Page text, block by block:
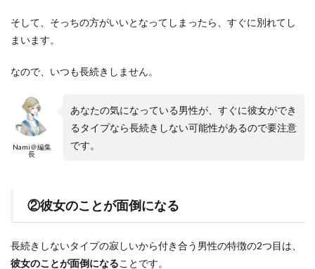
そして、そっちの方がいいとなってしまったら、すぐに別れてし
まいます。
なので、いつも長続きしません。
Nami＠編集
長
あなたの気になっている男性が、すぐに彼女ができ
るタイプなら長続きしない可能性があるので要注意
です。
②彼女のことが面倒になる
長続きしないタイプの寂しいから付き合う男性の特徴の2つ目は、
彼女のことが面倒になることです。